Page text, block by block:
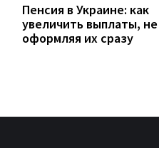
Пенсия в Украине: как
увеличить выплаты, не
оформляя их сразу